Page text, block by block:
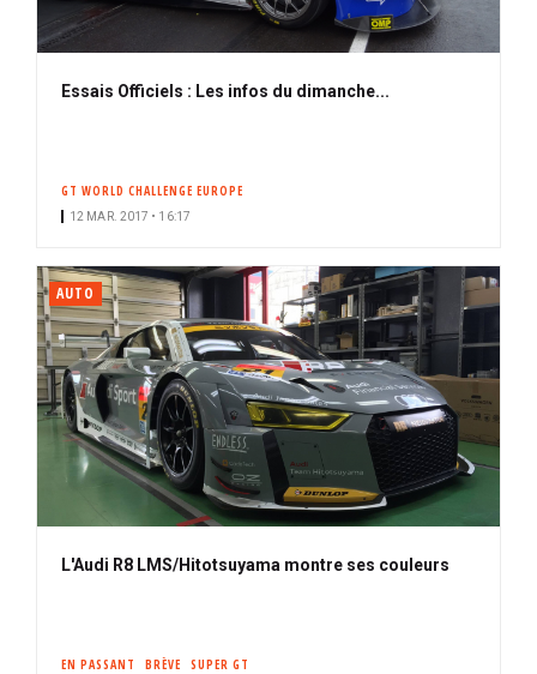
Essais Officiels : Les infos du dimanche...
GT WORLD CHALLENGE EUROPE
12 MAR. 2017 • 16:17
AUTO
L'Audi R8 LMS/Hitotsuyama montre ses couleurs
EN PASSANT BRÈVE SUPER GT